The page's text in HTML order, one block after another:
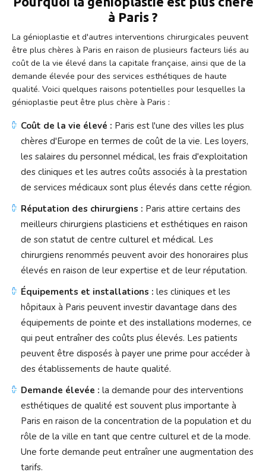
à Paris ?
La génioplastie et d'autres interventions chirurgicales peuvent
être plus chères à Paris en raison de plusieurs facteurs liés au
coût de la vie élevé dans la capitale française, ainsi que de la
demande élevée pour des services esthétiques de haute
qualité. Voici quelques raisons potentielles pour lesquelles la
génioplastie peut être plus chère à Paris :
Coût de la vie élevé : Paris est l'une des villes les plus
chères d'Europe en termes de coût de la vie. Les loyers,
les salaires du personnel médical, les frais d'exploitation
des cliniques et les autres coûts associés à la prestation
de services médicaux sont plus élevés dans cette région.
Réputation des chirurgiens : Paris attire certains des
meilleurs chirurgiens plasticiens et esthétiques en raison
de son statut de centre culturel et médical. Les
chirurgiens renommés peuvent avoir des honoraires plus
élevés en raison de leur expertise et de leur réputation.
Équipements et installations : les cliniques et les
hôpitaux à Paris peuvent investir davantage dans des
équipements de pointe et des installations modernes, ce
qui peut entraîner des coûts plus élevés. Les patients
peuvent être disposés à payer une prime pour accéder à
des établissements de haute qualité.
Demande élevée : la demande pour des interventions
esthétiques de qualité est souvent plus importante à
Paris en raison de la concentration de la population et du
rôle de la ville en tant que centre culturel et de la mode.
Une forte demande peut entraîner une augmentation des
tarifs.